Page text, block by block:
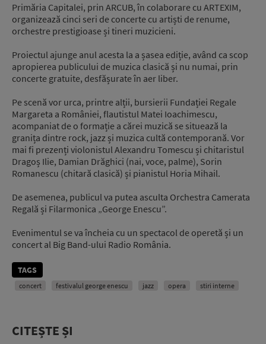
Primăria Capitalei, prin ARCUB, în colaborare cu ARTEXIM,
organizează cinci seri de concerte cu artiști de renume,
orchestre prestigioase și tineri muzicieni.
Proiectul ajunge anul acesta la a șasea ediție, având ca scop
apropierea publicului de muzica clasică și nu numai, prin
concerte gratuite, desfășurate în aer liber.
Pe scenă vor urca, printre alții, bursierii Fundației Regale
Margareta a României, flautistul Matei Ioachimescu,
acompaniat de o formație a cărei muzică se situează la
granița dintre rock, jazz și muzica cultă contemporană. Vor
mai fi prezenți violonistul Alexandru Tomescu și chitaristul
Dragoș Ilie, Damian Drăghici (nai, voce, palme), Sorin
Romanescu (chitară clasică) și pianistul Horia Mihail.
De asemenea, publicul va putea asculta Orchestra Camerata
Regală și Filarmonica „George Enescu”.
Evenimentul se va încheia cu un spectacol de operetă și un
concert al Big Band-ului Radio România.
TAGS
concert festivalul george enescu jazz opera stiri interne
CITEȘTE ȘI